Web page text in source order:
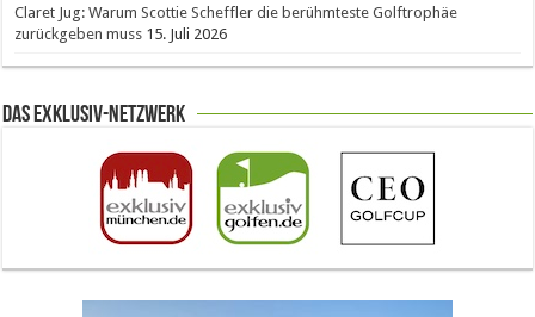
Claret Jug: Warum Scottie Scheffler die berühmteste Golftrophäe
zurückgeben muss 15. Juli 2026
Das Exklusiv-Netzwerk